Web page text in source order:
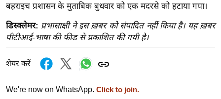
ऑ
टो
व
र्ल्ड
न्यू
ब्री
बहराइच प्रशासन के मुताबिक बुधवार को एक मदरसे को हटाया गया।
डिस्क्लेमर: प्रभासाक्षी ने इस ख़बर को संपादित नहीं किया है। यह ख़बर
पीटीआई-भाषा की फीड से प्रकाशित की गयी है।
शेयर करें
We're now on WhatsApp. Click to join.